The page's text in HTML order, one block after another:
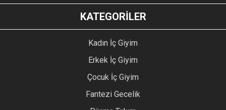
KATEGORİLER
Kadın İç Giyim
Erkek İç Giyim
Çocuk İç Giyim
Fantezi Gecelik